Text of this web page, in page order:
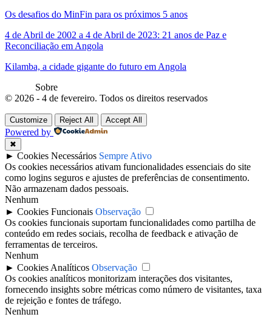
Os desafios do MinFin para os próximos 5 anos
4 de Abril de 2002 a 4 de Abril de 2023: 21 anos de Paz e
Reconciliação em Angola
Kilamba, a cidade gigante do futuro em Angola
Sobre
© 2026 - 4 de fevereiro. Todos os direitos reservados
Customize Reject All Accept All
Powered by
✖
► Cookies Necessários Sempre Ativo
Os cookies necessários ativam funcionalidades essenciais do site
como logins seguros e ajustes de preferências de consentimento.
Não armazenam dados pessoais.
Nenhum
► Cookies Funcionais Observação
Os cookies funcionais suportam funcionalidades como partilha de
conteúdo em redes sociais, recolha de feedback e ativação de
ferramentas de terceiros.
Nenhum
► Cookies Analíticos Observação
Os cookies analíticos monitorizam interações dos visitantes,
fornecendo insights sobre métricas como número de visitantes, taxa
de rejeição e fontes de tráfego.
Nenhum